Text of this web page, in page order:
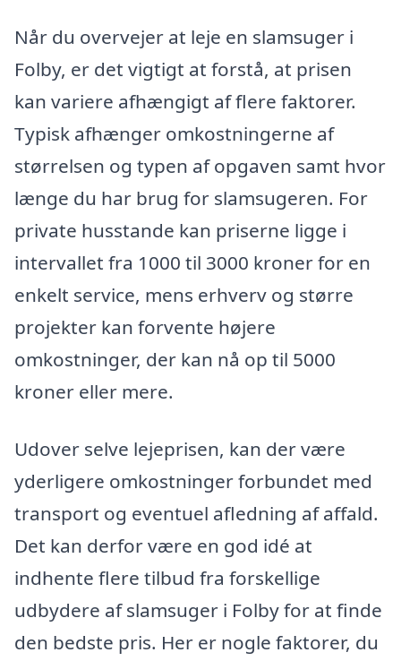
Når du overvejer at leje en slamsuger i
Folby, er det vigtigt at forstå, at prisen
kan variere afhængigt af flere faktorer.
Typisk afhænger omkostningerne af
størrelsen og typen af opgaven samt hvor
længe du har brug for slamsugeren. For
private husstande kan priserne ligge i
intervallet fra 1000 til 3000 kroner for en
enkelt service, mens erhverv og større
projekter kan forvente højere
omkostninger, der kan nå op til 5000
kroner eller mere.
Udover selve lejeprisen, kan der være
yderligere omkostninger forbundet med
transport og eventuel afledning af affald.
Det kan derfor være en god idé at
indhente flere tilbud fra forskellige
udbydere af slamsuger i Folby for at finde
den bedste pris. Her er nogle faktorer, du